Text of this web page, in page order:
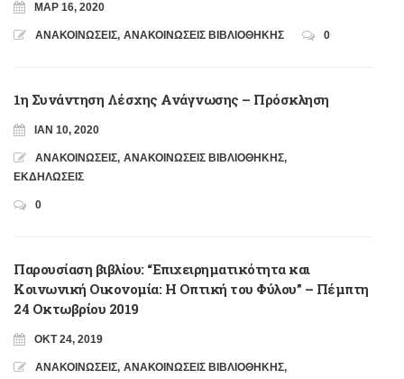
ΜΑΡ 16, 2020
ΑΝΑΚΟΙΝΩΣΕΙΣ, ΑΝΑΚΟΙΝΩΣΕΙΣ ΒΙΒΛΙΟΘΗΚΗΣ 0
1η Συνάντηση Λέσχης Ανάγνωσης – Πρόσκληση
ΙΑΝ 10, 2020
ΑΝΑΚΟΙΝΩΣΕΙΣ, ΑΝΑΚΟΙΝΩΣΕΙΣ ΒΙΒΛΙΟΘΗΚΗΣ,
ΕΚΔΗΛΩΣΕΙΣ
0
Παρουσίαση βιβλίου: “Επιχειρηματικότητα και
Κοινωνική Οικονομία: Η Οπτική του Φύλου” – Πέμπτη
24 Οκτωβρίου 2019
ΟΚΤ 24, 2019
ΑΝΑΚΟΙΝΩΣΕΙΣ, ΑΝΑΚΟΙΝΩΣΕΙΣ ΒΙΒΛΙΟΘΗΚΗΣ,